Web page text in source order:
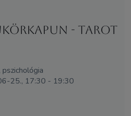
- Tarot
25., 17:30 - 19:30